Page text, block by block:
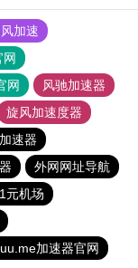
加速
网
网
风驰加速器
旋风加速度器
速器
外网网址导航
1元机场
加速器官网